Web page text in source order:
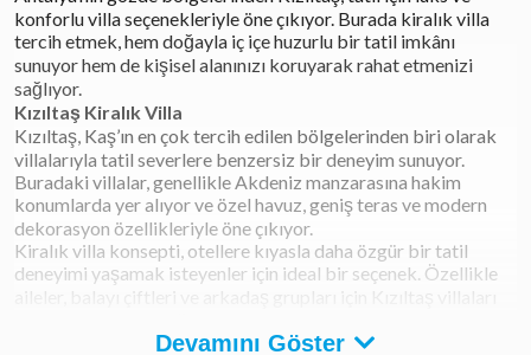
konforlu villa seçenekleriyle öne çıkıyor. Burada kiralık villa
tercih etmek, hem doğayla iç içe huzurlu bir tatil imkânı
sunuyor hem de kişisel alanınızı koruyarak rahat etmenizi
sağlıyor.
Kızıltaş Kiralık Villa
Kızıltaş, Kaş’ın en çok tercih edilen bölgelerinden biri olarak
villalarıyla tatil severlere benzersiz bir deneyim sunuyor.
Buradaki villalar, genellikle Akdeniz manzarasına hakim
konumlarda yer alıyor ve özel havuz, geniş teras ve modern
dekorasyon özellikleriyle öne çıkıyor.
Kiralık villa konsepti, otellere kıyasla daha özgür bir tatil
deneyimi yaşamak isteyenler için ideal bir seçenek. Özellikle
Antalya Kızıltaş Kiralık Villa Özellikleri Nelerdir?
Devamını Göster